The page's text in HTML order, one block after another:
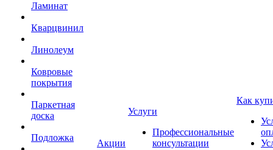
Ламинат
Кварцвинил
Линолеум
Ковровые
покрытия
Паркетная
доска
Подложка
Акции
Услуги
Профессиональные
консультации
Как